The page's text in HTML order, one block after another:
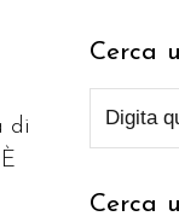
di
Cerca
Cerca